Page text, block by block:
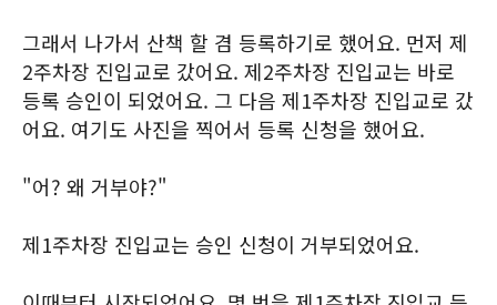
그래서 나가서 산책 할 겸 등록하기로 했어요. 먼저 제
2주차장 진입교로 갔어요. 제2주차장 진입교는 바로
등록 승인이 되었어요. 그 다음 제1주차장 진입교로 갔
어요. 여기도 사진을 찍어서 등록 신청을 했어요.
"어? 왜 거부야?"
제1주차장 진입교는 승인 신청이 거부되었어요.